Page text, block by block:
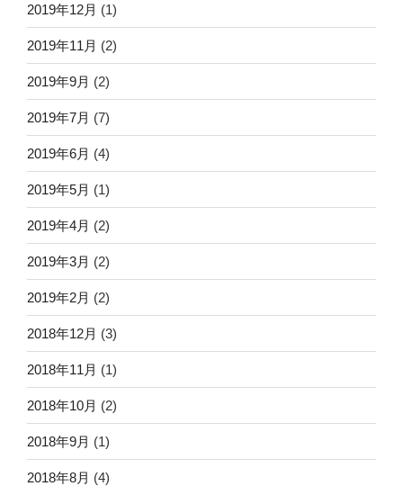
2019年12月 (1)
2019年11月 (2)
2019年9月 (2)
2019年7月 (7)
2019年6月 (4)
2019年5月 (1)
2019年4月 (2)
2019年3月 (2)
2019年2月 (2)
2018年12月 (3)
2018年11月 (1)
2018年10月 (2)
2018年9月 (1)
2018年8月 (4)